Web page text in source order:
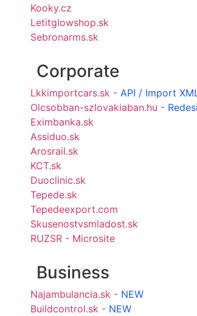
Kooky.cz
Letitglowshop.sk
Sebronarms.sk
Corporate
Lkkimportcars.sk - API / Import
Olcsobban-szlovakiaban.hu -
Eximbanka.sk
Assiduo.sk
Arosrail.sk
KCT.sk
Duoclinic.sk
Tepede.sk
Tepedeexport.com
Skusenostvsmladost.sk
RUZSR - Microsite
Business
Najambulancia.sk - NEW
Buildcontrol.sk - NEW